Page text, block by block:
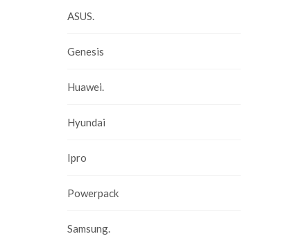
ASUS.
Genesis
Huawei.
Hyundai
Ipro
Powerpack
Samsung.